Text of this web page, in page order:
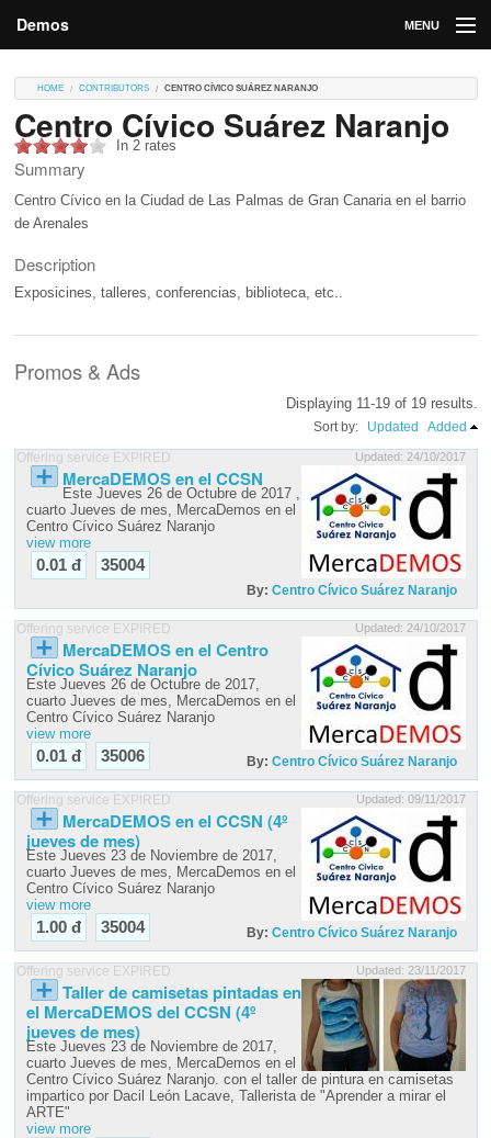
Demos MENU
Contributions
Market
Contributors
HOME CONTRIBUTORS CENTRO CÍVICO SUÁREZ NARANJO
Centro Cívico Suárez Naranjo
In 2 rates
Summary
Centro Cívico en la Ciudad de Las Palmas de Gran Canaria en el barrio
de Arenales
Description
Exposicines, talleres, conferencias, biblioteca, etc..
Promos & Ads
Displaying 11-19 of 19 results.
Sort by: Updated
Added
Offering service EXPIRED
Updated: 24/10/2017
MercaDEMOS en el CCSN
Este Jueves 26 de Octubre de 2017 ,
cuarto Jueves de mes, MercaDemos en el
Centro Cívico Suárez Naranjo
view more
0.01 đ 35004
By: Centro Cívico Suárez Naranjo
Offering service EXPIRED Updated: 24/10/2017
MercaDEMOS en el Centro
Cívico Suárez Naranjo
Este Jueves 26 de Octubre de 2017,
cuarto Jueves de mes, MercaDemos en el
Centro Cívico Suárez Naranjo
view more
0.01 đ 35006 By: Centro Cívico Suárez Naranjo
Offering service EXPIRED Updated: 09/11/2017
MercaDEMOS en el CCSN (4º
jueves de mes)
Este Jueves 23 de Noviembre de 2017,
cuarto Jueves de mes, MercaDemos en el
Centro Cívico Suárez Naranjo
view more
1.00 đ 35004 By: Centro Cívico Suárez Naranjo
Offering service EXPIRED Updated: 23/11/2017
Taller de camisetas pintadas en
el MercaDEMOS del CCSN (4º
jueves de mes)
Este Jueves 23 de Noviembre de 2017,
cuarto Jueves de mes, MercaDemos en el
Centro Cívico Suárez Naranjo. con el taller de pintura en camisetas
impartico por Dacil León Lacave, Tallerista de "Aprender a mirar el
ARTE"
view more